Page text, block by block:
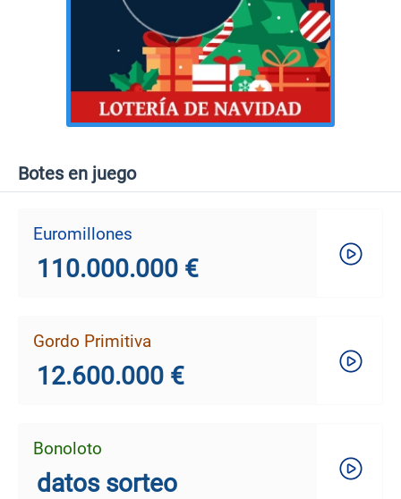
Botes en juego
Euromillones
110.000.000 €
Gordo Primitiva
12.600.000 €
Bonoloto
datos sorteo